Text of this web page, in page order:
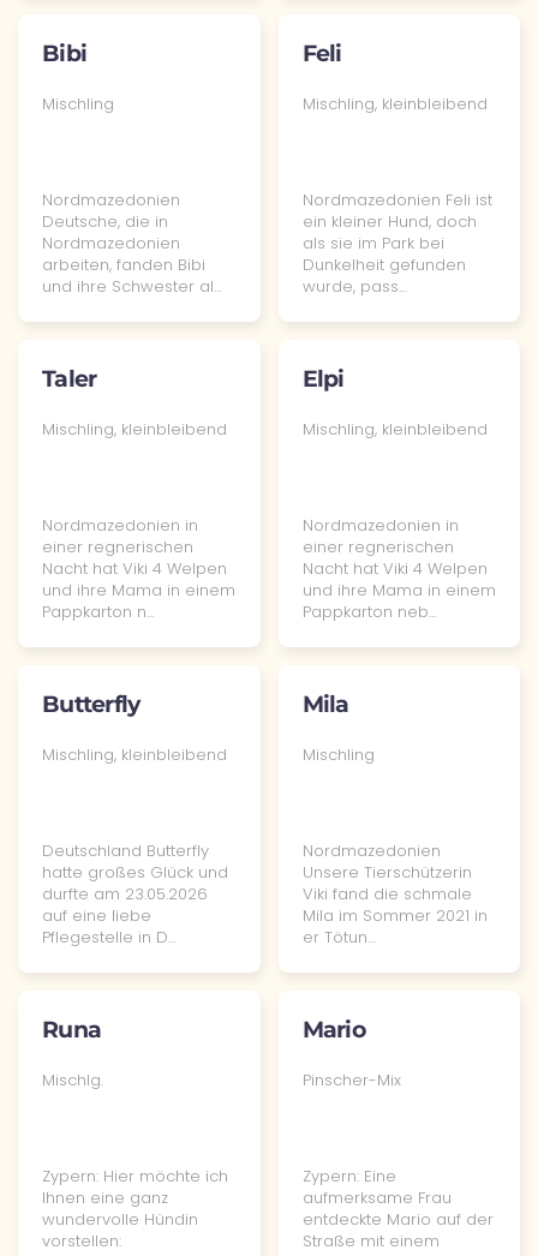
Bibi
Mischling
Nordmazedonien
Deutsche, die in
Nordmazedonien
arbeiten, fanden Bibi
und ihre Schwester al…
Feli
Mischling, kleinbleibend
Nordmazedonien Feli ist
ein kleiner Hund, doch
als sie im Park bei
Dunkelheit gefunden
wurde, pass…
Taler
Mischling, kleinbleibend
Nordmazedonien in
einer regnerischen
Nacht hat Viki 4 Welpen
und ihre Mama in einem
Pappkarton n…
Elpi
Mischling, kleinbleibend
Nordmazedonien in
einer regnerischen
Nacht hat Viki 4 Welpen
und ihre Mama in einem
Pappkarton neb…
Butterfly
Mischling, kleinbleibend
Deutschland Butterfly
hatte großes Glück und
durfte am 23.05.2026
auf eine liebe
Pflegestelle in D…
Mila
Mischling
Nordmazedonien
Unsere Tierschützerin
Viki fand die schmale
Mila im Sommer 2021 in
er Tötun…
Runa
Mischlg.
Zypern: Hier möchte ich
Ihnen eine ganz
wundervolle Hündin
vorstellen:
Mario
Pinscher-Mix
Zypern: Eine
aufmerksame Frau
entdeckte Mario auf der
Straße mit einem